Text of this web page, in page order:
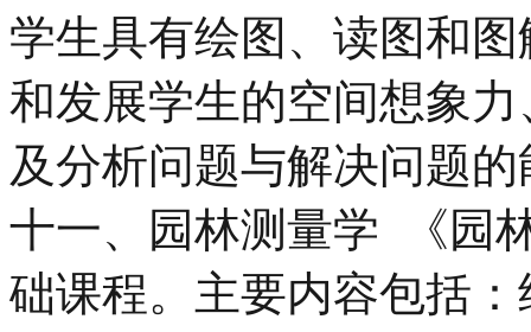
学生具有绘图、读图和
和发展学生的空间想象
及分析问题与解决问
十一、园林测量学 《园
础课程。主要内容包括